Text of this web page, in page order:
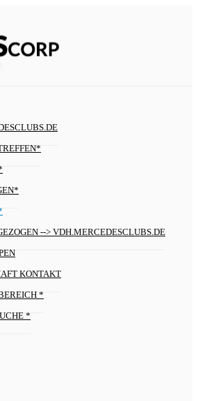
--> VDH.MERCEDESCLUBS.DE
KONTAKT
*
*